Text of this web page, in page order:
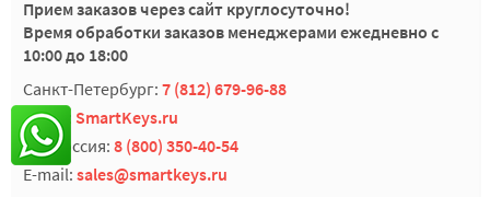
Прием заказов через сайт круглосуточно!
Время обработки заказов менеджерами ежедневно с
10:00 до 18:00
Санкт-Петербург: 7 (812) 679-96-88
Skype: SmartKeys.ru
Вся Россия: 8 (800) 350-40-54
E-mail: sales@smartkeys.ru